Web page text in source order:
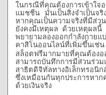
ในกรณีที่คุณต้องการเข้าใจอ
แมชชีน
มันเป็นสิ่งจำเป็นจริง
หากคุณเป็นความจริงที่มีส่ว
ยังคงมีเหตุผล
ด้วยเหตุผลนี้
พยายามลองออกกำลังกายแ
คาสิโนออนไลน์ที่เพิ่มขึ้นเช่น
สล็อตฟรีมากมายที่คุณต้องอ
สามารถบันทึกการมีส่วนร่ว
สาธิตดิจิทัลทางอิเล็กทรอนิ
ซึ่งเหมือนกันทุกประการหา
ด้วยเงินจริง